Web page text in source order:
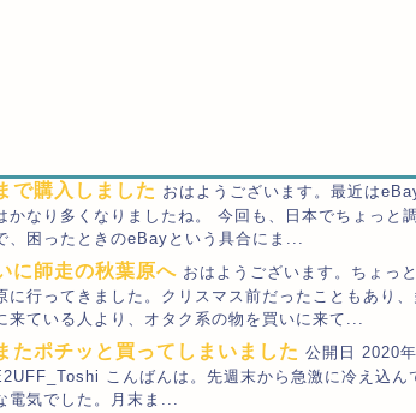
で購入しました おはようございます。最近は
かなり多くなりましたね。 今回も、日本でちょっと
、困ったときのeBayという具合にま...
に師走の秋葉原へ おはようございます。ちょっ
に行ってきました。クリスマス前だったこともあり
来ている人より、オタク系の物を買いに来て...
たポチッと買ってしまいました 公開日 2020
こんばんは。先週末から急激に冷え込ん
電気でした。月末ま...